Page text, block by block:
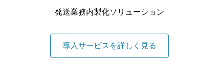
発送業務内製化ソリューション
導入サービスを詳しく見る